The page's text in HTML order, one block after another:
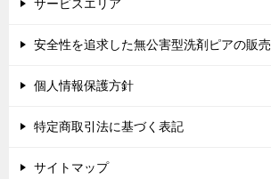
サービスエリア
安全性を追求した無公害型洗剤ピアの販売
個人情報保護方針
特定商取引法に基づく表記
サイトマップ